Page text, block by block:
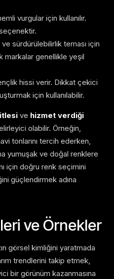
vurgular için kullanılır.
sürdürülebilirlik teması için
markalar genellikle yeşil
hissi verir. Dikkat çekici
için kullanılabilir.
ve hizmet verdiği
olabilir. Örneğin,
tonlarını tercih ederken,
yumuşak ve doğal renklere
için doğru renk seçimini
güçlendirmek adına
ve Örnekler
görsel kimliğini yaratmada
trendlerini takip etmek,
bir görünüm kazanmasına